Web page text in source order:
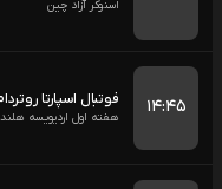
اسنوکر آزاد چین
۱۴:۴۵ فوتبال اسپارتا
هفته اول اردیویسه هلند